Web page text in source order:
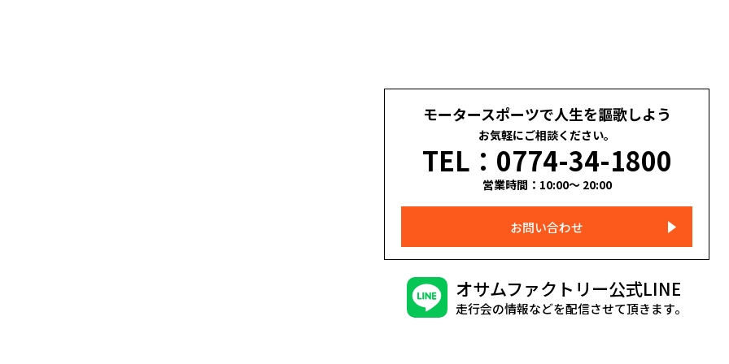
モータースポーツで人生を謳歌しよう
お気軽にご相談ください。
TEL：0774-34-1800
営業時間：10:00～ 20:00
お問い合わせ
オサムファクトリー公式LINE
走行会の情報などを配信させて頂きます。